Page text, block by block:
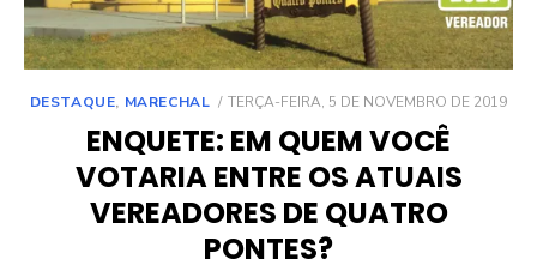
DESTAQUE, MARECHAL
POSTED
TERÇA-FEIRA, 5 DE NOVEMBRO DE 2019
ENQUETE: EM QUEM VOCÊ
VOTARIA ENTRE OS ATUAIS
VEREADORES DE QUATRO
PONTES?